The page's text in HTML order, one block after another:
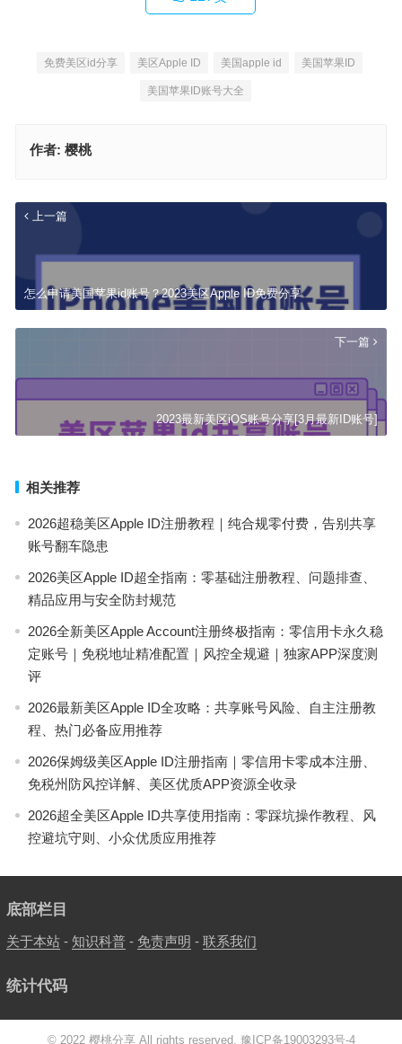
免费美区id分享 美区Apple ID 美国apple id 美国苹果ID
美国苹果ID账号大全
作者: 樱桃
上一篇
怎么申请美国苹果id账号？2023美区Apple ID免费分享
下一篇
2023最新美区iOS账号分享[3月最新ID账号]
相关推荐
2026超稳美区Apple ID注册教程｜纯合规零付费，告别共享
账号翻车隐患
2026美区Apple ID超全指南：零基础注册教程、问题排查、
精品应用与安全防封规范
2026全新美区Apple Account注册终极指南：零信用卡永久稳
定账号｜免税地址精准配置｜风控全规避｜独家APP深度测
评
2026最新美区Apple ID全攻略：共享账号风险、自主注册教
程、热门必备应用推荐
2026保姆级美区Apple ID注册指南｜零信用卡零成本注册、
免税州防风控详解、美区优质APP资源全收录
2026超全美区Apple ID共享使用指南：零踩坑操作教程、风
控避坑守则、小众优质应用推荐
底部栏目
关于本站- 知识科普- 免责声明 - 联系我们
统计代码
© 2022 樱桃分享 All rights reserved. 豫ICP备19003293号-4